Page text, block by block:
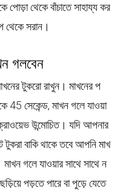
থেকে বাঁচাতে সাহায্য কর
থেকে সরান।
গলবেন
টুকরো রাখুন। মাখনের প
45 সেকেন্ড, মাখন গলে যাওয়া
উন্মোচিত। যদি আপনার
বাকি থাকে তবে আপনি মাখ
গলে যাওয়ার সাথে সাথে ন
পড়তে পারে বা পুড়ে যেতে